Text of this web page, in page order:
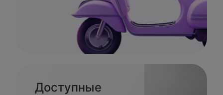
Доступные